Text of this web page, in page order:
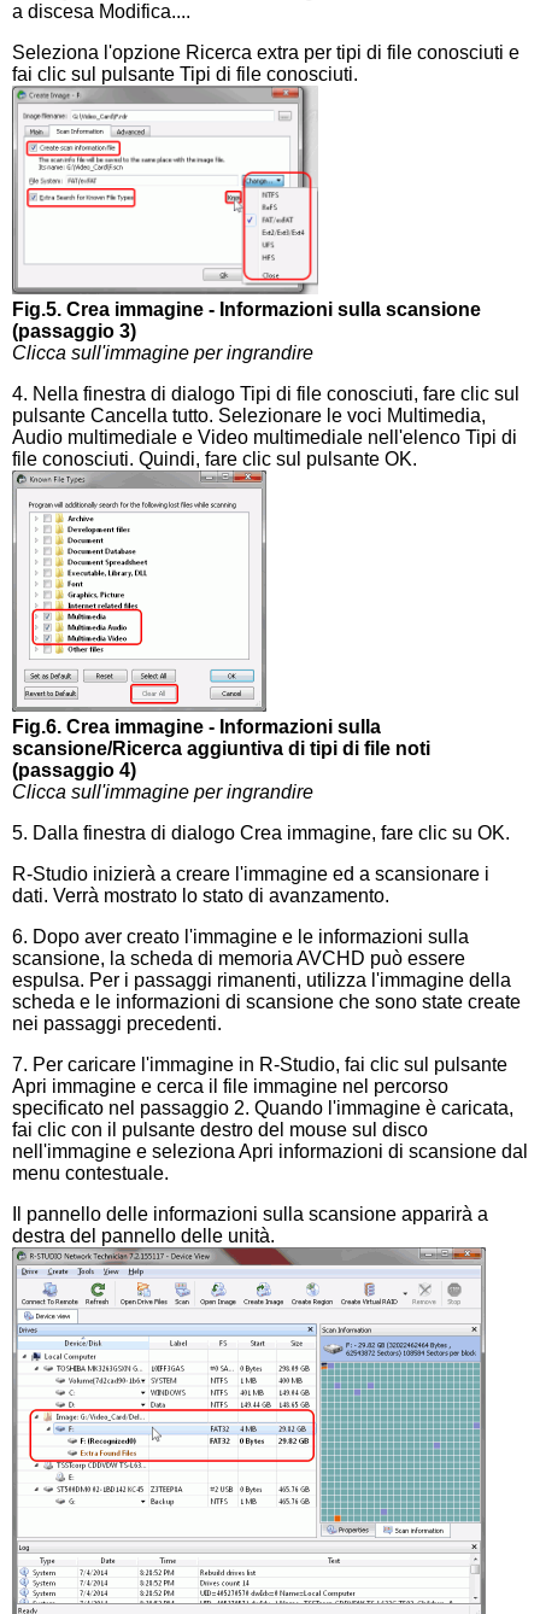
a discesa Modifica....
Seleziona l'opzione Ricerca extra per tipi di file conosciuti e
fai clic sul pulsante Tipi di file conosciuti.
Fig.5. Crea immagine - Informazioni sulla scansione
(passaggio 3)
Clicca sull'immagine per ingrandire
4. Nella finestra di dialogo Tipi di file conosciuti, fare clic sul
pulsante Cancella tutto. Selezionare le voci Multimedia,
Audio multimediale e Video multimediale nell'elenco Tipi di
file conosciuti. Quindi, fare clic sul pulsante OK.
Fig.6. Crea immagine - Informazioni sulla
scansione/Ricerca aggiuntiva di tipi di file noti
(passaggio 4)
Clicca sull'immagine per ingrandire
5. Dalla finestra di dialogo Crea immagine, fare clic su OK.
R-Studio inizierà a creare l'immagine ed a scansionare i
dati. Verrà mostrato lo stato di avanzamento.
6. Dopo aver creato l'immagine e le informazioni sulla
scansione, la scheda di memoria AVCHD può essere
espulsa. Per i passaggi rimanenti, utilizza l'immagine della
scheda e le informazioni di scansione che sono state create
nei passaggi precedenti.
7. Per caricare l'immagine in R-Studio, fai clic sul pulsante
Apri immagine e cerca il file immagine nel percorso
specificato nel passaggio 2. Quando l'immagine è caricata,
fai clic con il pulsante destro del mouse sul disco
nell'immagine e seleziona Apri informazioni di scansione dal
menu contestuale.
Il pannello delle informazioni sulla scansione apparirà a
destra del pannello delle unità.